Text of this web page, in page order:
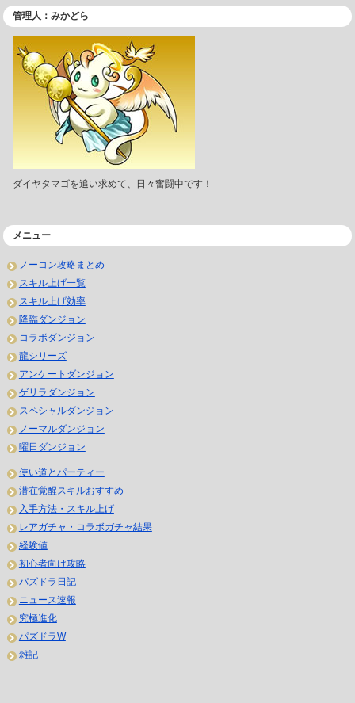
管理人：みかどら
ダイヤタマゴを追い求めて、日々奮闘中です！
メニュー
ノーコン攻略まとめ
スキル上げ一覧
スキル上げ効率
降臨ダンジョン
コラボダンジョン
龍シリーズ
アンケートダンジョン
ゲリラダンジョン
スペシャルダンジョン
ノーマルダンジョン
曜日ダンジョン
使い道とパーティー
潜在覚醒スキルおすすめ
入手方法・スキル上げ
レアガチャ・コラボガチャ結果
経験値
初心者向け攻略
パズドラ日記
ニュース速報
究極進化
パズドラW
雑記